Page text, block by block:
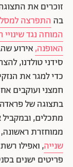
זוכרים את
בה התפרצה
המוחה נגד
האופנה,
סידני טולדנו,
כדי למגר את
חמצני ועוקבים
בתצוגה של
מתכלים, ובמקביל
ממוחזרת ראשונה,
שנייה
פריטים ישנים